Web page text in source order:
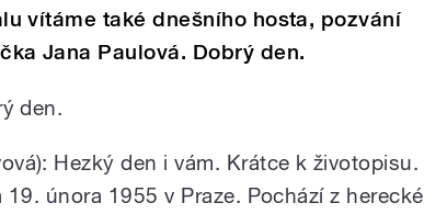
vítáme také dnešního hosta, pozvání
Jana Paulová. Dobrý den.
den.
Hezký den i vám. Krátce k životopisu.
února 1955 v Praze. Pochází z herecké